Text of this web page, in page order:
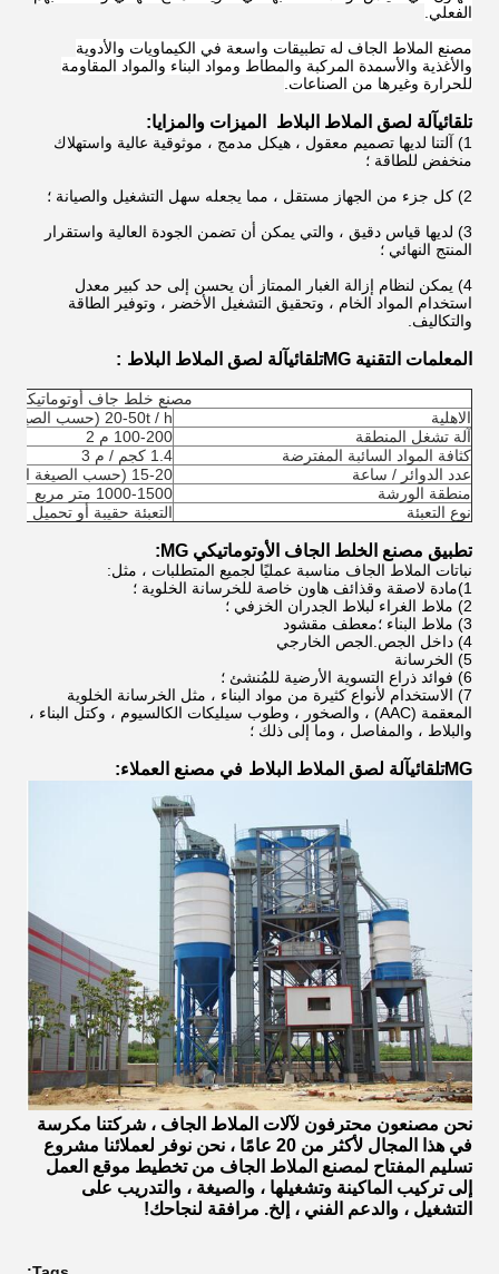
الفعلي.
مصنع الملاط الجاف له تطبيقات واسعة في الكيماويات والأدوية
والأغذية والأسمدة المركبة والمطاط ومواد البناء والمواد المقاومة
للحرارة وغيرها من الصناعات.
تلقائيآلة لصق الملاط البلاط الميزات والمزايا:
1) آلتنا لديها تصميم معقول ، هيكل مدمج ، موثوقية عالية واستهلاك
منخفض للطاقة ؛
2) كل جزء من الجهاز مستقل ، مما يجعله سهل التشغيل والصيانة ؛
3) لديها قياس دقيق ، والتي يمكن أن تضمن الجودة العالية واستقرار
المنتج النهائي ؛
4) يمكن لنظام إزالة الغبار الممتاز أن يحسن إلى حد كبير معدل
استخدام المواد الخام ، وتحقيق التشغيل الأخضر ، وتوفير الطاقة
والتكاليف.
المعلمات التقنية MG تلقائيآلة لصق الملاط البلاط :
مصنع خلط جاف أوتوماتيكي
الاهلية
20-50t / h (حسب الصيغة المطبقة)
آلة تشغل المنطقة
100-200 م 2
كثافة المواد السائبة المفترضة
1.4 كجم / م 3
عدد الدوائر / ساعة
15-20 (حسب الصيغة المطبقة)
منطقة الورشة
1000-1500 متر مربع
نوع التعبئة
التعبئة حقيبة أو تحميل
تطبيق مصنع الخلط الجاف الأوتوماتيكي MG:
نباتات الملاط الجاف مناسبة عمليًا لجميع المتطلبات ، مثل:
1) مادة لاصقة وقذائف هاون خاصة للخرسانة الخلوية ؛
2) ملاط ​​الغراء لبلاط الجدران الخزفي ؛
3) ملاط ​​البناء ؛معطف مقشود
4) داخل الجص.الجص الخارجي
5) الخرسانة
6) فوائد ذراع التسوية الأرضية للمُنشئ ؛
7) الاستخدام لأنواع كثيرة من مواد البناء ، مثل الخرسانة الخلوية
المعقمة (AAC) ، والصخور ، وطوب سيليكات الكالسيوم ، وكتل البناء ،
والبلاط ، والمفاصل ، وما إلى ذلك ؛
MGتلقائيآلة لصق الملاط البلاط في مصنع العملاء:
نحن مصنعون محترفون لآلات الملاط الجاف ، شركتنا مكرسة
في هذا المجال لأكثر من 20 عامًا ، نحن نوفر لعملائنا مشروع
تسليم المفتاح لمصنع الملاط الجاف من تخطيط موقع العمل
إلى تركيب الماكينة وتشغيلها ، والصيغة ، والتدريب على
التشغيل ، والدعم الفني ، إلخ. مرافقة لنجاحك!